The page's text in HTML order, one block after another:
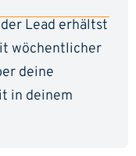
Lead erhältst
wöchentlicher
deine
in deinem